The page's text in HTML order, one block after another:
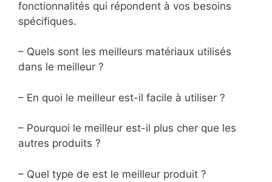
fonctionnalités qui répondent à vos besoins
spécifiques.
– Quels sont les meilleurs matériaux utilisés
dans le meilleur ?
– En quoi le meilleur est-il facile à utiliser ?
– Pourquoi le meilleur est-il plus cher que les
autres produits ?
– Quel type de est le meilleur produit ?